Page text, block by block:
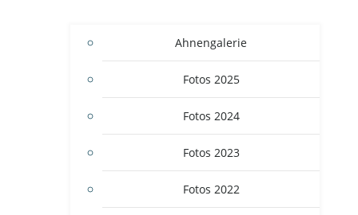
Ahnengalerie
Fotos 2025
Fotos 2024
Fotos 2023
Fotos 2022